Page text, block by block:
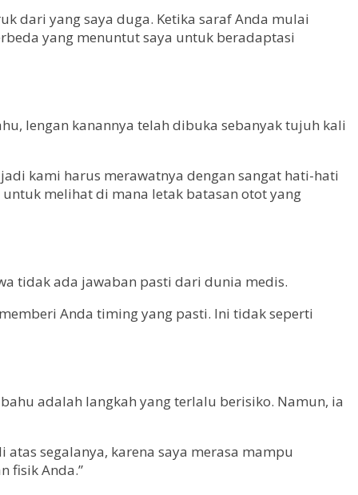
dari yang saya duga. Ketika saraf Anda mulai
yang menuntut saya untuk beradaptasi
lengan kanannya telah dibuka sebanyak tujuh kali
kami harus merawatnya dengan sangat hati-hati
melihat di mana letak batasan otot yang
tidak ada jawaban pasti dari dunia medis.
Anda timing yang pasti. Ini tidak seperti
adalah langkah yang terlalu berisiko. Namun, ia
segalanya, karena saya merasa mampu
fisik Anda.”